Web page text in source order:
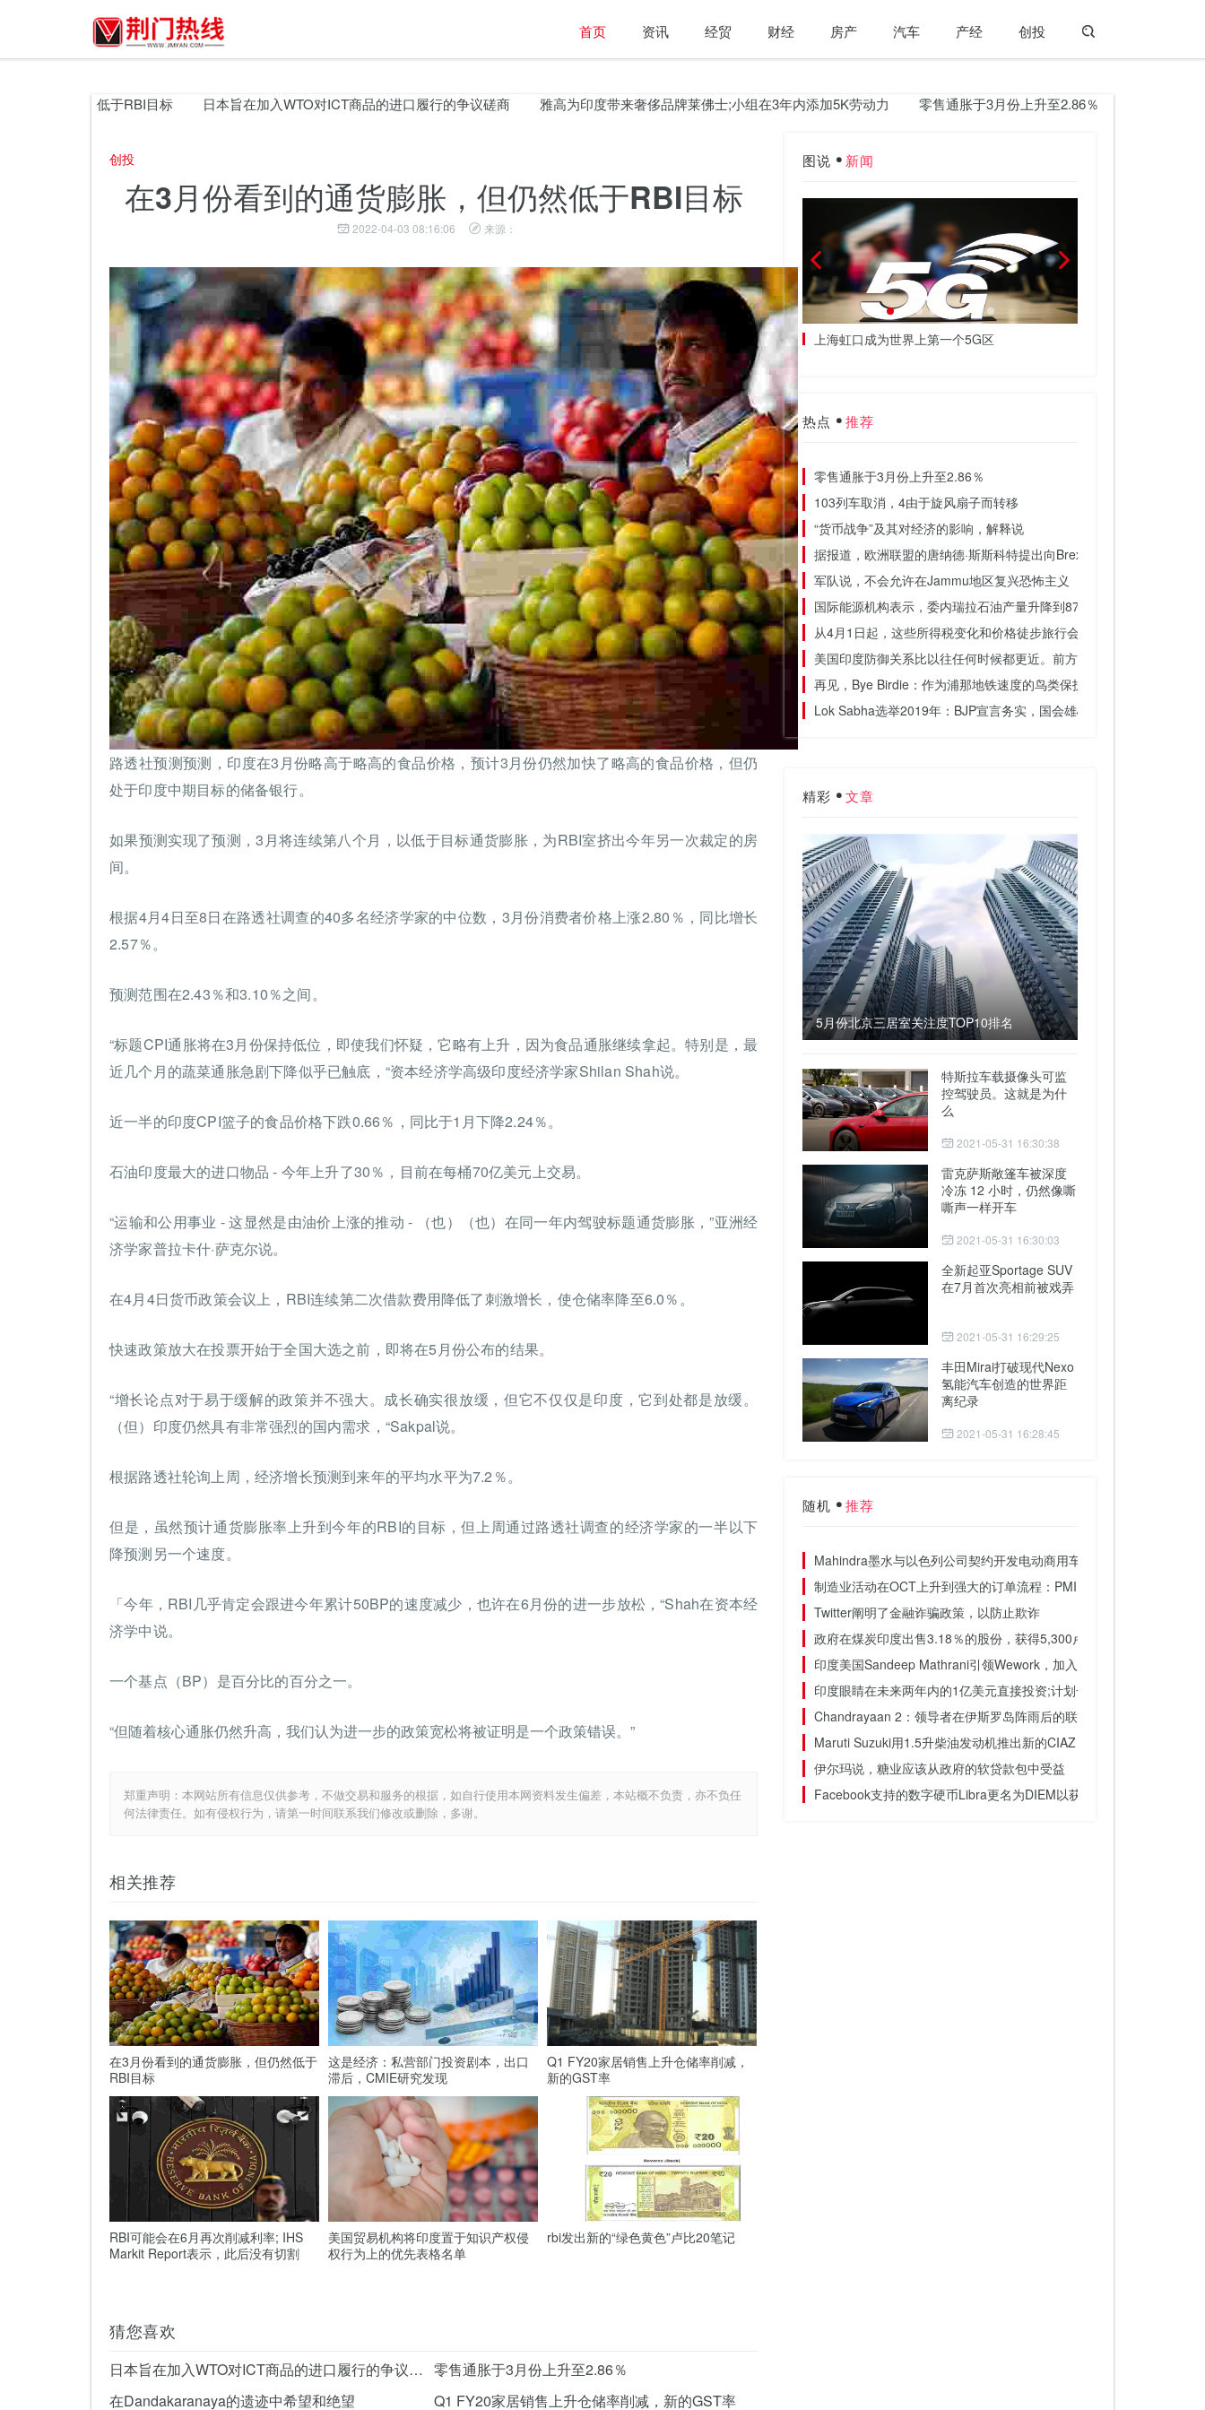
首页 资讯 经贸 财经 房产 汽车 产经 创投
但仍然低于RBI目标 日本旨在加入WTO对ICT商品的进口履行的争议磋商 雅高为印度带来奢侈品牌莱佛士;小组在3年内添加5K劳动力 零售通胀于3月份上升至2.86％ 上海虹口成为世界
创投
在3月份看到的通货膨胀，但仍然低于RBI目标
2022-04-03 08:16:06 来源：
路透社预测预测，印度在3月份略高于略高的食品价格，预计3月份仍然加快了略高的食品价格，但仍
处于印度中期目标的储备银行。
如果预测实现了预测，3月将连续第八个月，以低于目标通货膨胀，为RBI室挤出今年另一次裁定的房
间。
根据4月4日至8日在路透社调查的40多名经济学家的中位数，3月份消费者价格上涨2.80％，同比增长
2.57％。
预测范围在2.43％和3.10％之间。
“标题CPI通胀将在3月份保持低位，即使我们怀疑，它略有上升，因为食品通胀继续拿起。特别是，最
近几个月的蔬菜通胀急剧下降似乎已触底，“资本经济学高级印度经济学家Shilan Shah说。
近一半的印度CPI篮子的食品价格下跌0.66％，同比于1月下降2.24％。
石油印度最大的进口物品 - 今年上升了30％，目前在每桶70亿美元上交易。
“运输和公用事业 - 这显然是由油价上涨的推动 - （也）（也）在同一年内驾驶标题通货膨胀，”亚洲经
济学家普拉卡什·萨克尔说。
在4月4日货币政策会议上，RBI连续第二次借款费用降低了刺激增长，使仓储率降至6.0％。
快速政策放大在投票开始于全国大选之前，即将在5月份公布的结果。
“增长论点对于易于缓解的政策并不强大。成长确实很放缓，但它不仅仅是印度，它到处都是放缓。
（但）印度仍然具有非常强烈的国内需求，“Sakpal说。
根据路透社轮询上周，经济增长预测到来年的平均水平为7.2％。
但是，虽然预计通货膨胀率上升到今年的RBI的目标，但上周通过路透社调查的经济学家的一半以下
降预测另一个速度。
「今年，RBI几乎肯定会跟进今年累计50BP的速度减少，也许在6月份的进一步放松，“Shah在资本经
济学中说。
一个基点（BP）是百分比的百分之一。
“但随着核心通胀仍然升高，我们认为进一步的政策宽松将被证明是一个政策错误。”
郑重声明：本网站所有信息仅供参考，不做交易和服务的根据，如自行使用本网资料发生偏差，本站概不负责，亦不负任
何法律责任。如有侵权行为，请第一时间联系我们修改或删除，多谢。
相关推荐
在3月份看到的通货膨胀，但仍然低于
RBI目标
这是经济：私营部门投资剧本，出口
滞后，CMIE研究发现
Q1 FY20家居销售上升仓储率削减，
新的GST率
RBI可能会在6月再次削减利率; IHS
Markit Report表示，此后没有切割
美国贸易机构将印度置于知识产权侵
权行为上的优先表格名单
rbi发出新的“绿色黄色”卢比20笔记
猜您喜欢
日本旨在加入WTO对ICT商品的进口履行的争议磋商 零售通胀于3月份上升至2.86％
在Dandakaranaya的遗迹中希望和绝望
Q1 FY20家居销售上升仓储率削减，新的GST率
图说 新闻
Facebook使用AI地图世界人口 上海虹口成为世界上第一个5G区
热点 推荐
零售通胀于3月份上升至2.86％
103列车取消，4由于旋风扇子而转移
“货币战争”及其对经济的影响，解释说
据报道，欧洲联盟的唐纳德·斯斯科特提出向Brexit日期提供英国12个月
军队说，不会允许在Jammu地区复兴恐怖主义
国际能源机构表示，委内瑞拉石油产量升降到870,000桶内置，制裁国
从4月1日起，这些所得税变化和价格徒步旅行会影响您
美国印度防御关系比以往任何时候都更近。前方的道路是多少？
再见，Bye Birdie：作为浦那地铁速度的鸟类保护区可能会消失
Lok Sabha选举2019年：BJP宣言务实，国会雄心勃勃的社会计划，
精彩 文章
5月份北京三居室关注度TOP10排名
特斯拉车载摄像头可监
控驾驶员。这就是为什
么
2021-05-31 16:30:38
雷克萨斯敞篷车被深度
冷冻 12 小时，仍然像嘶
嘶声一样开车
2021-05-31 16:30:03
全新起亚Sportage SUV
在7月首次亮相前被戏弄
2021-05-31 16:29:25
丰田Mirai打破现代Nexo
氢能汽车创造的世界距
离纪录
2021-05-31 16:28:45
随机 推荐
Mahindra墨水与以色列公司契约开发电动商用车
制造业活动在OCT上升到强大的订单流程：PMI
Twitter阐明了金融诈骗政策，以防止欺诈
政府在煤炭印度出售3.18％的股份，获得5,300卢比
印度美国Sandeep Mathrani引领Wework，加入了印度首席执行官的
印度眼睛在未来两年内的1亿美元直接投资;计划一些国家的工业集群
Chandrayaan 2：领导者在伊斯罗岛阵雨后的联系后，说不需要失去
Maruti Suzuki用1.5升柴油发动机推出新的CIAZ：检查这里的变体，
伊尔玛说，糖业应该从政府的软贷款包中受益
Facebook支持的数字硬币Libra更名为DIEM以获得批准